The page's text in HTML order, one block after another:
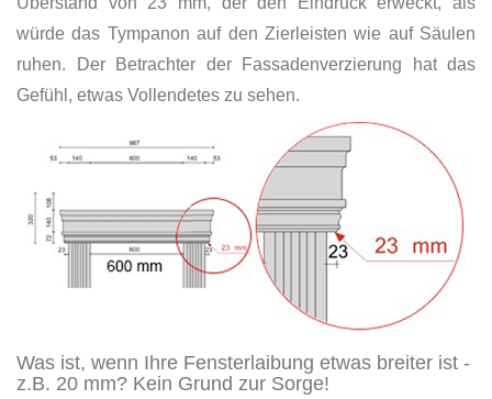
würde das Tympanon auf den Zierleisten wie auf Säulen
ruhen. Der Betrachter der Fassadenverzierung hat das
Gefühl, etwas Vollendetes zu sehen.
Was ist, wenn Ihre Fensterlaibung etwas breiter ist -
z.B. 20 mm? Kein Grund zur Sorge!